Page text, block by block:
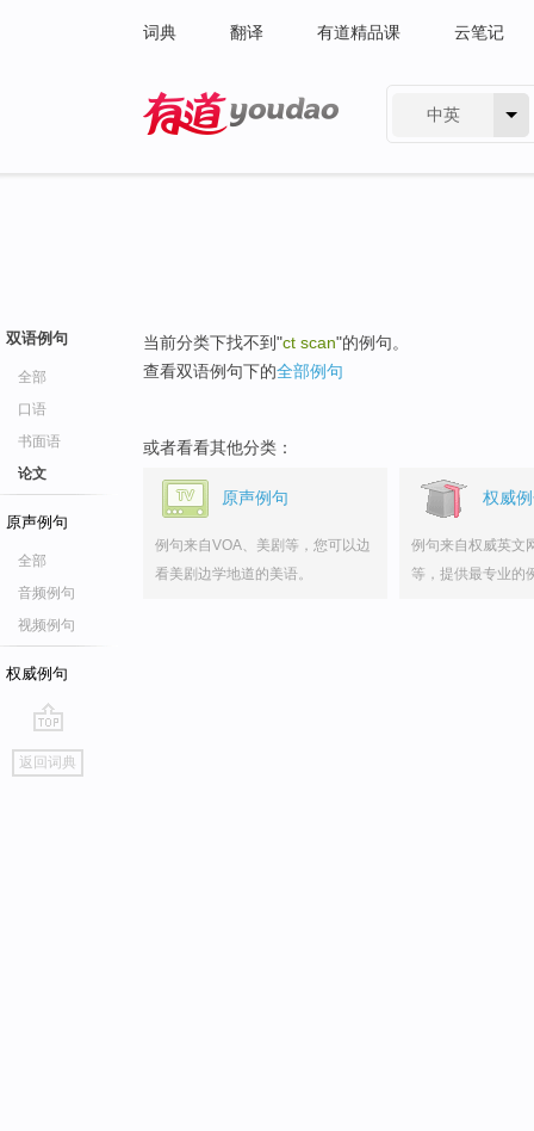
词典 翻译 有道精品课 云笔记
中英
双语例句
全部
口语
书面语
论文
原声例句
全部
音频例句
视频例句
权威例句
go
top
返回词典
当前分类下找不到"ct scan"的例句。
查看双语例句下的全部例句
或者看看其他分类：
原声例句
例句来自VOA、美剧等，您可以边
看美剧边学地道的美语。
权威
例句来自权威英文
等，提供最专业的